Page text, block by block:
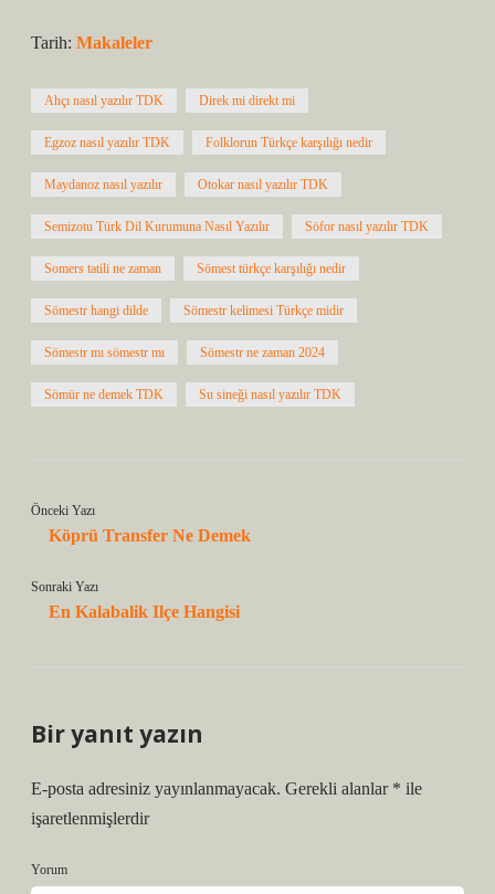
Tarih: Makaleler
Ahçı nasıl yazılır TDK Direk mi direkt mi
Egzoz nasıl yazılır TDK Folklorun Türkçe karşılığı nedir
Maydanoz nasıl yazılır Otokar nasıl yazılır TDK
Semizotu Türk Dil Kurumuna Nasıl Yazılır Söfor nasıl yazılır TDK
Somers tatili ne zaman Sömest türkçe karşılığı nedir
Sömestr hangi dilde Sömestr kelimesi Türkçe midir
Sömestr mı sömestr mı Sömestr ne zaman 2024
Sömür ne demek TDK Su sineği nasıl yazılır TDK
Önceki Yazı
Köprü Transfer Ne Demek
Sonraki Yazı
En Kalabalik Ilçe Hangisi
Bir yanıt yazın
E-posta adresiniz yayınlanmayacak. Gerekli alanlar * ile
işaretlenmişlerdir
Yorum